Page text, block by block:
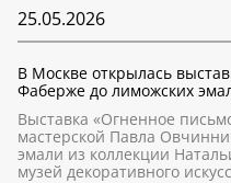
25.05.2026
В Москве открылась
Фаберже до лиможских
Выставка «Огненное
мастерской Павла
эмали из коллекции
музей декоративного